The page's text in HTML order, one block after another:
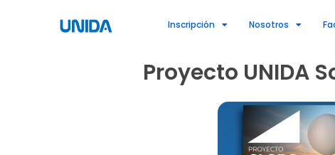
Inscripción Nosotros
Proyecto UNIDA